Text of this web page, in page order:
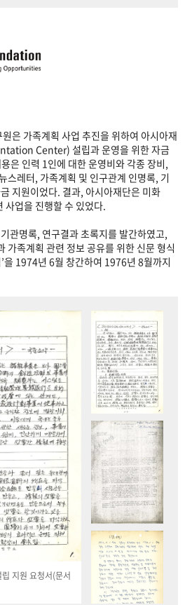
은 가족계획 사업 추진을 위하여 아시아재
Center) 설립과 운영을 위한 자금
은 인력 1인에 대한 운영비와 각종 장비,
스레터, 가족계획 및 인구관계 인명록, 기
지원이었다. 결과, 아시아재단은 미화
업을 진행할 수 있었다.
관명록, 연구결과 초록지를 발간하였고,
가족계획 관련 정보 공유를 위한 신문 형식
을 1974년 6월 창간하여 1976년 8월까지
지원 요청서(문서